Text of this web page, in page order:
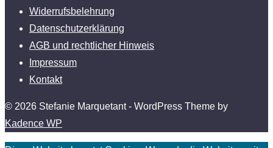
Widerrufsbelehrung
Datenschutzerklärung
AGB und rechtlicher Hinweis
Impressum
Kontakt
© 2026 Stefanie Marquetant - WordPress Theme by
Kadence WP